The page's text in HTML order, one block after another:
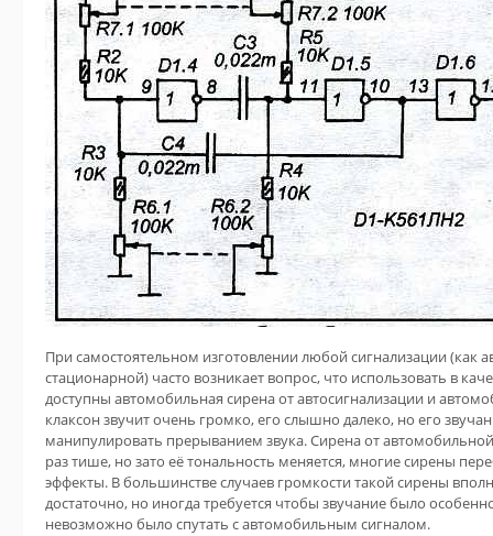
При самостоятельном изготовлении любой сигнализации (как
стационарной) часто возникает вопрос, что использовать в
доступны автомобильная сирена от автосигнализации и
клаксон звучит очень громко, его слышно далеко, но его
манипулировать прерыванием звука. Сирена от автомобильной
раз тише, но зато её тональность меняется, многие сирены
эффекты. В большинстве случаев громкости такой сирены
достаточно, но иногда требуется чтобы звучание было
невозможно было спутать с автомобильным сигналом.